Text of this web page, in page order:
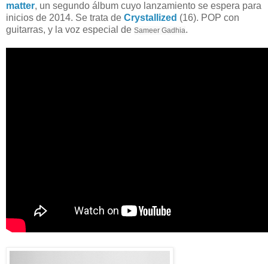
matter, un segundo álbum cuyo lanzamiento se espera para
inicios de 2014. Se trata de Crystallized (16). POP con
guitarras, y la voz especial de Sameer Gadhia.